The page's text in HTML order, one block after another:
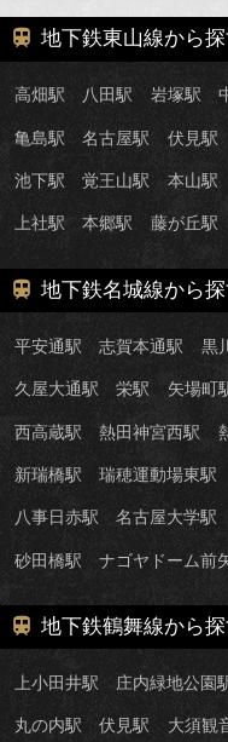
地下鉄東山線から
高畑駅 八田駅 岩塚駅
亀島駅 名古屋駅 伏見駅
池下駅 覚王山駅 本山駅
上社駅 本郷駅 藤が丘駅
地下鉄名城線から
平安通駅 志賀本通駅 黒
久屋大通駅 栄駅 矢場町
西高蔵駅 熱田神宮西駅
新瑞橋駅 瑞穂運動場東駅
八事日赤駅 名古屋大学駅
砂田橋駅 ナゴヤドーム前
地下鉄鶴舞線から
上小田井駅 庄内緑地公園
丸の内駅 伏見駅 大須観